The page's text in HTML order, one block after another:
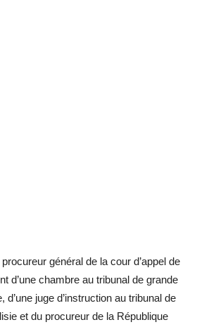
général de la cour d’appel de
d’une chambre au tribunal de grande
juge d’instruction au tribunal de
et du procureur de la République